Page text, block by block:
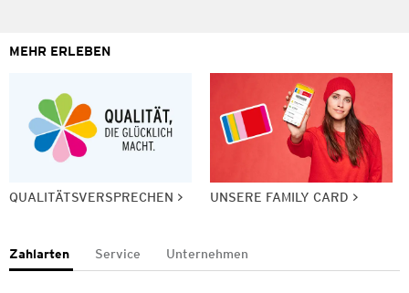
MEHR ERLEBEN
QUALITÄTSVERSPRECHEN UNSERE FAMILY CARD
Zahlarten Service Unternehmen